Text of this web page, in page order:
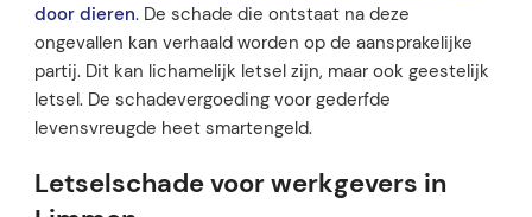
door dieren. De schade die ontstaat na deze
ongevallen kan verhaald worden op de aansprakelijke
partij. Dit kan lichamelijk letsel zijn, maar ook geestelijk
letsel. De schadevergoeding voor gederfde
levensvreugde heet smartengeld.
Letselschade voor werkgevers in